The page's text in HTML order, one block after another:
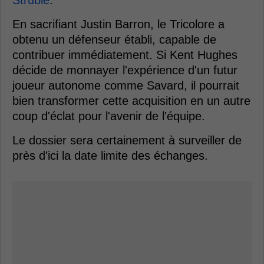
En sacrifiant Justin Barron, le Tricolore a
obtenu un défenseur établi, capable de
contribuer immédiatement. Si Kent Hughes
décide de monnayer l'expérience d'un futur
joueur autonome comme Savard, il pourrait
bien transformer cette acquisition en un autre
coup d'éclat pour l'avenir de l'équipe.
Le dossier sera certainement à surveiller de
près d'ici la date limite des échanges.